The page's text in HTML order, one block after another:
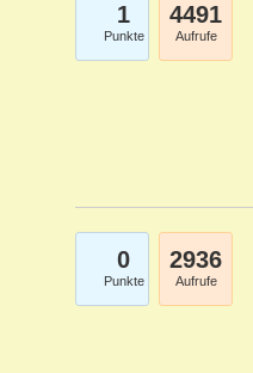
1
Punkte
4491
Aufrufe
0
Punkte
2936
Aufrufe